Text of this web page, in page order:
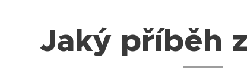
Jaký příběh